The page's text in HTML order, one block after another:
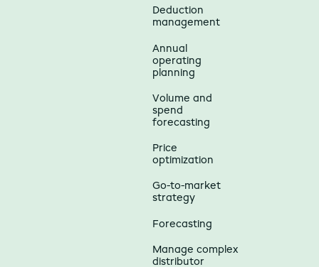
Deduction
management
Annual
operating
planning
Volume and
spend
forecasting
Price
optimization
Go-to-market
strategy
Forecasting
Manage complex
distributor